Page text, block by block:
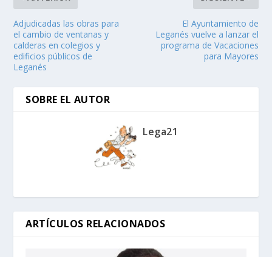
Adjudicadas las obras para
el cambio de ventanas y
calderas en colegios y
edificios públicos de
Leganés
El Ayuntamiento de
Leganés vuelve a lanzar el
programa de Vacaciones
para Mayores
SOBRE EL AUTOR
Lega21
ARTÍCULOS RELACIONADOS